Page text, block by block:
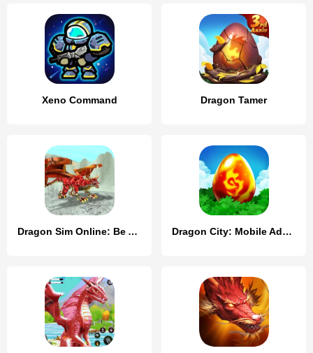
Xeno Command Dragon Tamer
Dragon Sim Online: Be A Dragon Dragon City: Mobile Adventure